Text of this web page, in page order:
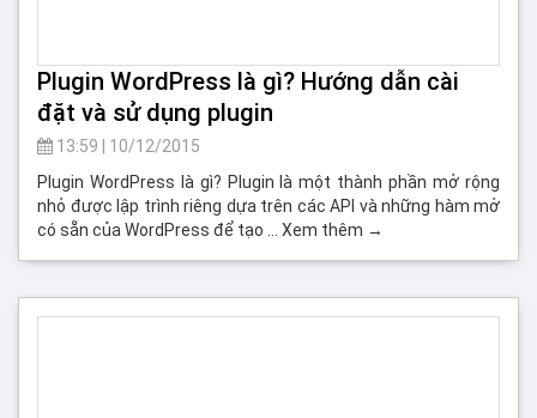
Plugin WordPress là gì? Hướng dẫn cài
đặt và sử dụng plugin
13:59
10/12/2015
Plugin WordPress là gì? Plugin là một thành phần mở rộng
nhỏ được lập trình riêng dựa trên các API và những hàm mở
có sẵn của WordPress để tạo … Xem thêm →